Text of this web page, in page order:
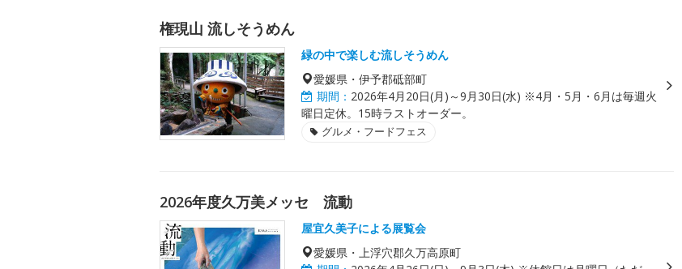
権現山 流しそうめん
緑の中で楽しむ流しそうめん
愛媛県・伊予郡砥部町
期間： 2026年4月20日(月)～9月30日(水) ※4月・5月・6月は毎週火
曜日定休。15時ラストオーダー。
グルメ・フードフェス
2026年度久万美メッセ 流動
屋宜久美子による展覧会
愛媛県・上浮穴郡久万高原町